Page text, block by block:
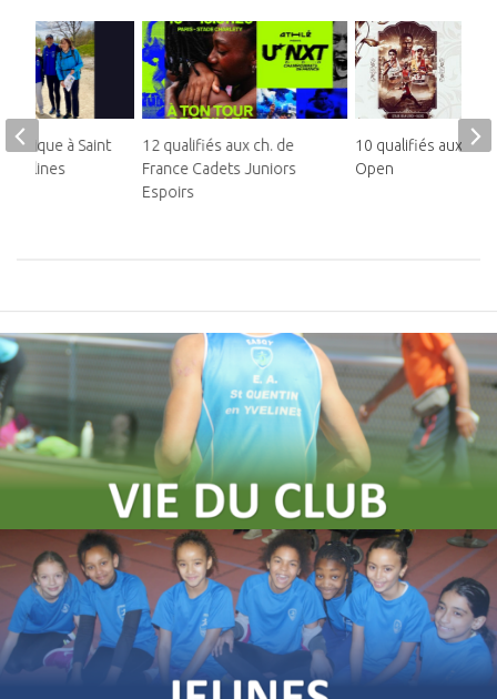
12 qualifiés aux ch. de
France Cadets Juniors
Espoirs
10 qualifiés aux
Open
à Saint
Yvelines